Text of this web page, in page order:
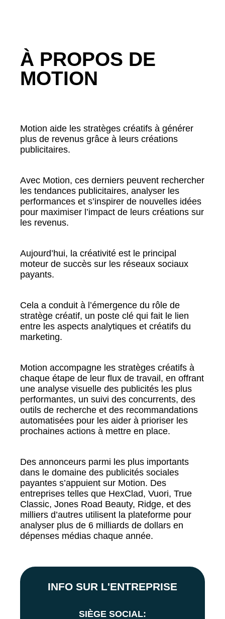
À PROPOS DE
MOTION
Motion aide les stratèges créatifs à générer
plus de revenus grâce à leurs créations
publicitaires.
Avec Motion, ces derniers peuvent rechercher
les tendances publicitaires, analyser les
performances et s’inspirer de nouvelles idées
pour maximiser l’impact de leurs créations sur
les revenus.
Aujourd’hui, la créativité est le principal
moteur de succès sur les réseaux sociaux
payants.
Cela a conduit à l’émergence du rôle de
stratège créatif, un poste clé qui fait le lien
entre les aspects analytiques et créatifs du
marketing.
Motion accompagne les stratèges créatifs à
chaque étape de leur flux de travail, en offrant
une analyse visuelle des publicités les plus
performantes, un suivi des concurrents, des
outils de recherche et des recommandations
automatisées pour les aider à prioriser les
prochaines actions à mettre en place.
Des annonceurs parmi les plus importants
dans le domaine des publicités sociales
payantes s’appuient sur Motion. Des
entreprises telles que HexClad, Vuori, True
Classic, Jones Road Beauty, Ridge, et des
milliers d’autres utilisent la plateforme pour
analyser plus de 6 milliards de dollars en
dépenses médias chaque année.
INFO SUR L'ENTREPRISE
SIÈGE SOCIAL: